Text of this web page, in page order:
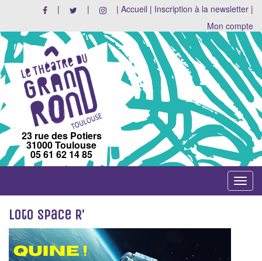
| | | Accueil | Inscription à la newsletter |
Mon compte
23 rue des Potiers
31000 Toulouse
05 61 62 14 85
Toggle
Loto Space R'